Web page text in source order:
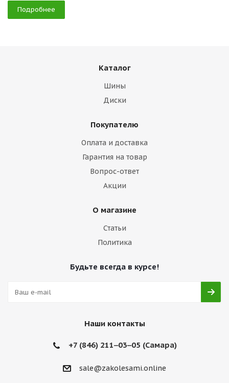
Подробнее
Каталог
Шины
Диски
Покупателю
Оплата и доставка
Гарантия на товар
Вопрос-ответ
Акции
О магазине
Статьи
Политика
Будьте всегда в курсе!
Наши контакты
+7 (846) 211‒03‒05 (Самара)
sale@zakolesami.online